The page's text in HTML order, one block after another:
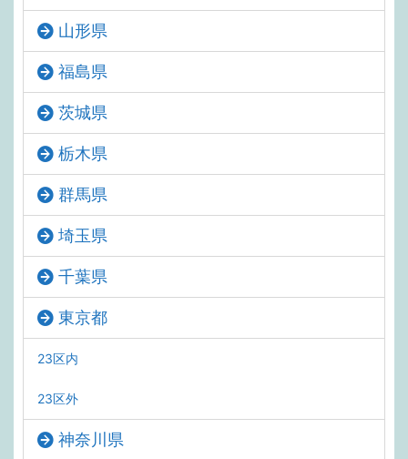
山形県
福島県
茨城県
栃木県
群馬県
埼玉県
千葉県
東京都
23区内
23区外
神奈川県